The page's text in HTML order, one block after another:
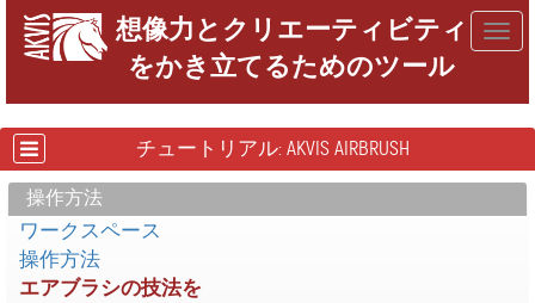
想像力とクリエーティビティ
をかき立てるためのツール
チュートリアル: AKVIS AIRBRUSH
操作方法
ワークスペース
操作方法
エアブラシの技法を